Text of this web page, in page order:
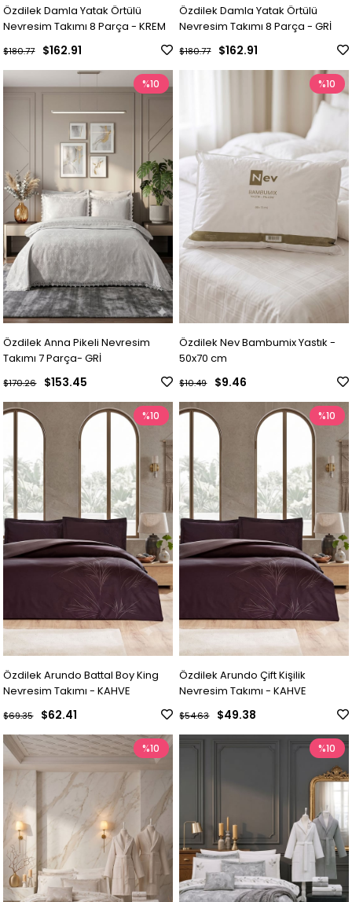
Özdilek Damla Yatak Örtülü
Nevresim Takımı 8 Parça - KREM
$162.91
$180.77
Özdilek Damla Yatak Örtülü
Nevresim Takımı 8 Parça - GRİ
$162.91
$180.77
Özdilek Anna Pikeli Nevresim
Takımı 7 Parça- GRİ
$153.45
$170.26
%10
Özdilek Nev Bambumix Yastık -
50x70 cm
$9.46
$10.49
%10
Özdilek Arundo Battal Boy King
Nevresim Takımı - KAHVE
$62.41
$69.35
%10
Özdilek Arundo Çift Kişilik
Nevresim Takımı - KAHVE
$49.38
$54.63
%10
%10 %10